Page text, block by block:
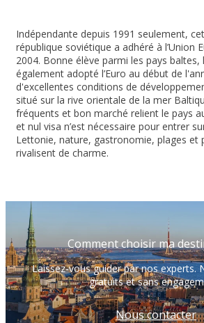
Indépendante depuis 1991 seulement,
république soviétique a adhéré à l’Union
2004. Bonne élève parmi les pays
également adopté l’Euro au début de
d'excellentes conditions de
situé sur la rive orientale de la mer
fréquents et bon marché relient le pays
et nul visa n’est nécessaire pour entrer
Lettonie, nature, gastronomie, plages et
rivalisent de charme.
Comment choisir ma
Laissez-vous guider par nos experts.
gratuits et sans
Nous contacter